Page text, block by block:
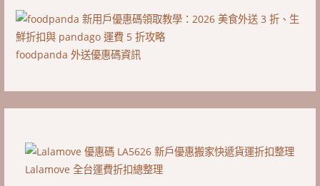
foodpanda 外送優惠碼資訊
Lalamove 全台運費折扣總整理